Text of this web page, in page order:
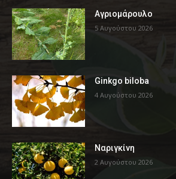
Αγριομάρουλο
5 Αυγούστου 2026
Ginkgo biloba
4 Αυγούστου 2026
Ναριγκίνη
2 Αυγούστου 2026